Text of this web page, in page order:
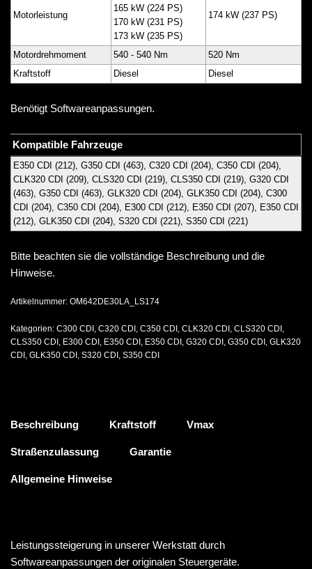
Motorleistung
165 kW (224 PS)
170 kW (231 PS)
173 kW (235 PS)
174 kW (237 PS)
Motordrehmoment 540 - 540 Nm
520 Nm
Kraftstoff
Diesel Diesel
Benötigt Softwareanpassungen.
Kompatible Fahrzeuge
E350 CDI (212), G350 CDI (463), C320 CDI (204), C350 CDI (204),
CLK320 CDI (209), CLS320 CDI (219), CLS350 CDI (219), G320 CDI
(463), G350 CDI (463), GLK320 CDI (204), GLK350 CDI (204), C300
CDI (204), C350 CDI (204), E300 CDI (212), E350 CDI (207), E350 CDI
(212), GLK350 CDI (204), S320 CDI (221), S350 CDI (221)
Bitte beachten sie die vollständige Beschreibung und die
Hinweise.
Artikelnummer: OM642DE30LA_LS174
Kategorien: C300 CDI , C320 CDI , C350 CDI , CLK320 CDI , CLS320 CDI ,
CLS350 CDI , E300 CDI , E350 CDI , E350 CDI , G320 CDI , G350 CDI , GLK320
CDI , GLK350 CDI , S320 CDI , S350 CDI
Beschreibung Kraftstoff Vmax
Straßenzulassung Garantie
Allgemeine Hinweise
Leistungssteigerung in unserer Werkstatt durch
Softwareanpassungen der originalen Steuergeräte.